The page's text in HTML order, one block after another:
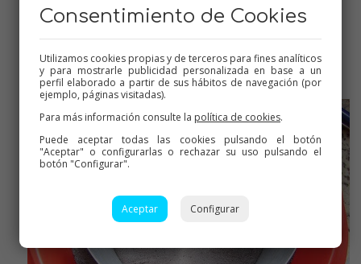
Si véis que os cuesta mucho y se os quedan grumos, con la
varilla es más rápido, pero sin batir, eh? de arriba a abajo.
Consentimiento de Cookies
Utilizamos cookies propias y de terceros para fines analíticos
y para mostrarle publicidad personalizada en base a un
perfil elaborado a partir de sus hábitos de navegación (por
ejemplo, páginas visitadas).
Para más información consulte la política de cookies.
Puede aceptar todas las cookies pulsando el botón
"Aceptar" o configurarlas o rechazar su uso pulsando el
botón "Configurar".
Aceptar Configurar